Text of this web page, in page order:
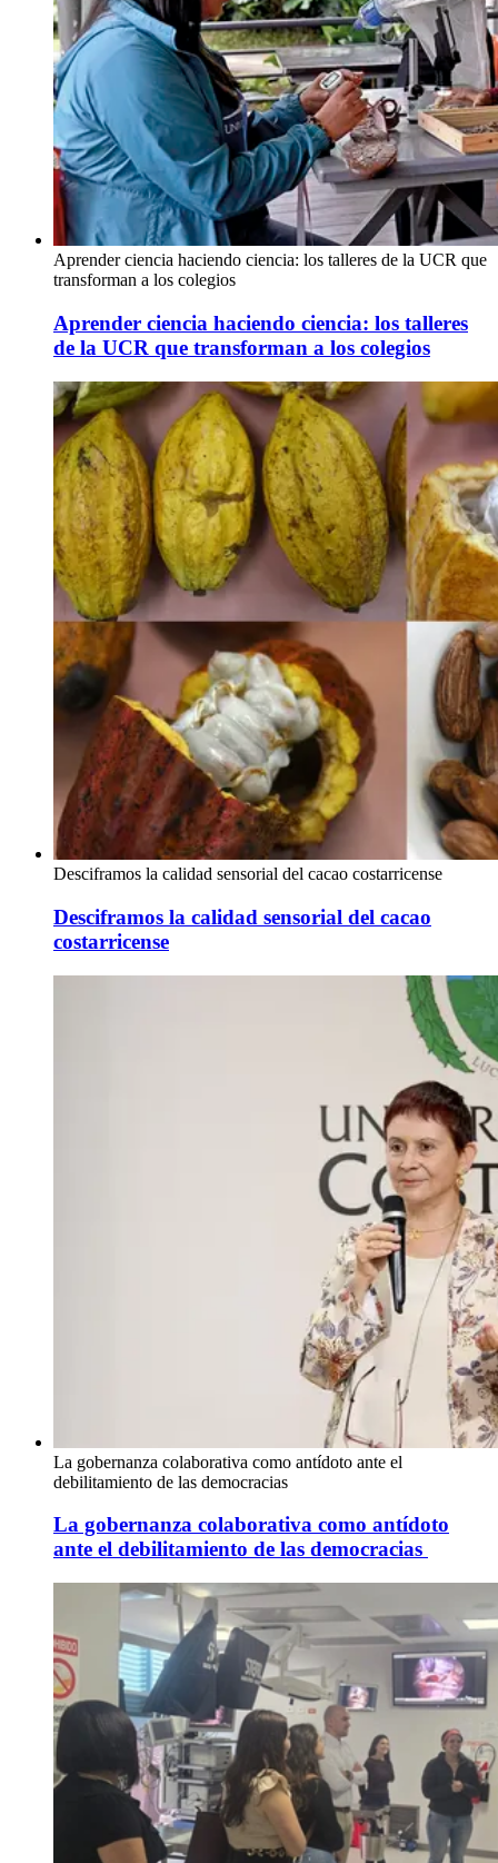
Aprender ciencia haciendo ciencia: los talleres de la UCR que
transforman a los colegios
Aprender ciencia haciendo ciencia: los talleres
de la UCR que transforman a los colegios
Desciframos la calidad sensorial del cacao costarricense
Desciframos la calidad sensorial del cacao
costarricense
La gobernanza colaborativa como antídoto ante el
debilitamiento de las democracias
La gobernanza colaborativa como antídoto
ante el debilitamiento de las democracias